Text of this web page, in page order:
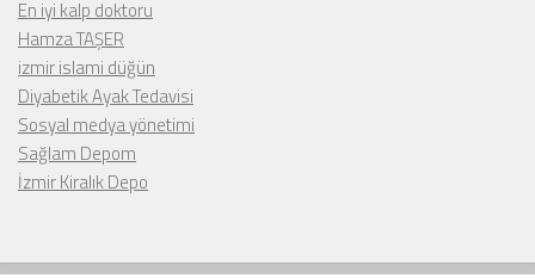
En iyi kalp doktoru
Hamza TAŞER
izmir islami düğün
Diyabetik Ayak Tedavisi
Sosyal medya yönetimi
Sağlam Depom
İzmir Kiralık Depo